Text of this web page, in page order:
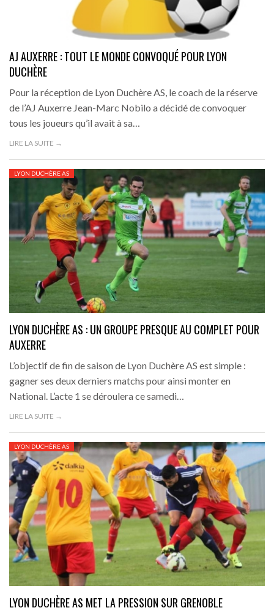
AJ AUXERRE : TOUT LE MONDE CONVOQUÉ POUR LYON
DUCHÈRE
Pour la réception de Lyon Duchère AS, le coach de la réserve
de l’AJ Auxerre Jean-Marc Nobilo a décidé de convoquer
tous les joueurs qu’il avait à sa…
LIRE LA SUITE →
LYON DUCHÈRE AS
LYON DUCHÈRE AS : UN GROUPE PRESQUE AU COMPLET POUR
AUXERRE
L’objectif de fin de saison de Lyon Duchère AS est simple :
gagner ses deux derniers matchs pour ainsi monter en
National. L’acte 1 se déroulera ce samedi…
LIRE LA SUITE →
LYON DUCHÈRE AS
LYON DUCHÈRE AS MET LA PRESSION SUR GRENOBLE